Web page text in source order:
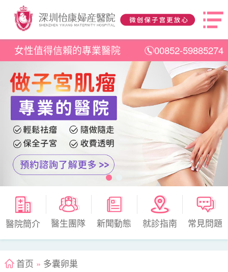
女性值得信賴的專業醫院 00852-59885274
醫院簡介 醫生團隊 新聞動態 就診指南 常見問題
首页 » 多囊卵巢